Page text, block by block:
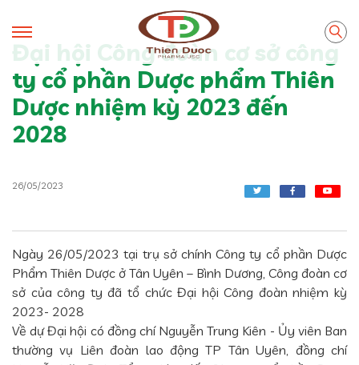
Đại hội Công đoàn cơ sở công
ty cổ phần Dược phẩm Thiên
Dược nhiệm kỳ 2023 đến
2028
26/05/2023
Ngày 26/05/2023 tại trụ sở chính Công ty cổ phần Dược
Phẩm Thiên Dược ở Tân Uyên – Bình Dương, Công đoàn cơ
sở của công ty đã tổ chức Đại hội Công đoàn nhiệm kỳ
2023- 2028
Về dự Đại hội có đồng chí Nguyễn Trung Kiên - Ủy viên Ban
thường vụ Liên đoàn lao động TP Tân Uyên, đồng chí